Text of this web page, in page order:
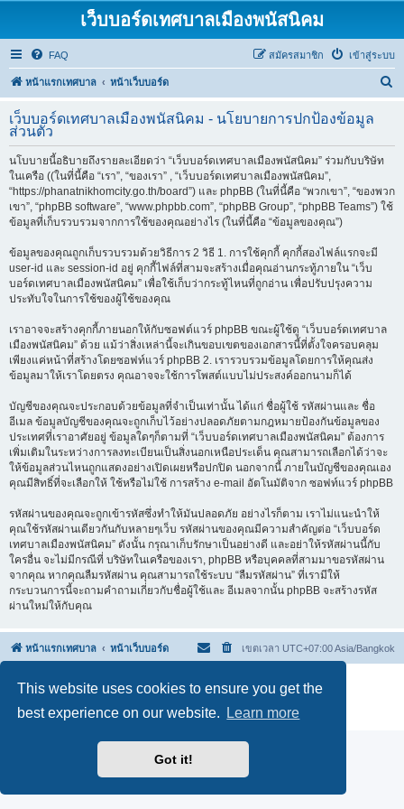
This website uses cookies to ensure you get the
best experience on our website.
Learn more
Got it!
เว็บบอร์ดเทศบาลเมืองพนัสนิคม
FAQ เข้าสู่ระบบ
สมัครสมาชิก
หน้าแรกเทศบาล หน้าเว็บบอร์ด
า
เว็บบอร์ดเทศบาลเมืองพนัสนิคม - นโยบายการปกป้องข้อมูล
ส่วนตัว
นโบบายนี้อธิบายถึงรายละเอียดว่า “เว็บบอร์ดเทศบาลเมืองพนัสนิคม” ร่วมกับบริษัท
ในเครือ ((ในที่นี้คือ “เรา”, “ของเรา” , “เว็บบอร์ดเทศบาลเมืองพนัสนิคม”,
“https://phanatnikhomcity.go.th/board”) และ phpBB (ในที่นี้คือ “พวกเขา”, “ของพวก
เขา”, “phpBB software”, “www.phpbb.com”, “phpBB Group”, “phpBB Teams”) ใช้
ข้อมูลที่เก็บรวบรวมจากการใช้ของคุณอย่างไร (ในที่นี้คือ “ข้อมูลของคุณ”)
ข้อมูลของคุณถูกเก็บรวบรวมด้วยวิธีการ 2 วิธี 1. การใช้คุกกี้ คุกกี้สองไฟล์แรกจะมี
user-id และ session-id อยู่ คุกกี้ไฟล์ที่สามจะสร้างเมื่อคุณอ่านกระทู้ภายใน “เว็บ
บอร์ดเทศบาลเมืองพนัสนิคม” เพื่อใช้เก็บว่ากระทู้ไหนที่ถูกอ่าน เพื่อปรับปรุงความ
ประทับใจในการใช้ของผู้ใช้ของคุณ
เราอาจจะสร้างคุกกี้ภายนอกให้กับซอฟต์แวร์ phpBB ขณะผู้ใช้ดู “เว็บบอร์ดเทศบาล
เมืองพนัสนิคม” ด้วย แม้ว่าสิ่งเหล่านี้จะเกินขอบเขตของเอกสารนี้ที่ตั้งใจครอบคลุม
เพียงแค่หน้าที่สร้างโดยซอฟท์แวร์ phpBB 2. เรารวบรวมข้อมูลโดยการให้คุณส่ง
ข้อมูลมาให้เราโดยตรง คุณอาจจะใช้การโพสต์แบบไม่ประสงค์ออกนามก็ได้
บัญชีของคุณจะประกอบด้วยข้อมูลที่จำเป็นเท่านั้น ได้แก่ ชื่อผู้ใช้ รหัสผ่านและ ชื่อ
อีเมล ข้อมูลบัญชีของคุณจะถูกเก็บไว้อย่างปลอดภัยตามกฎหมายป้องกันข้อมูลของ
ประเทศที่เราอาศัยอยู่ ข้อมูลใดๆก็ตามที่ “เว็บบอร์ดเทศบาลเมืองพนัสนิคม” ต้องการ
เพิ่มเติมในระหว่างการลงทะเบียนเป็นสิ่งนอกเหนือประเด็น คุณสามารถเลือกได้ว่าจะ
ให้ข้อมูลส่วนไหนถูกแสดงอย่างเปิดเผยหรือปกปิด นอกจากนี้ ภายในบัญชีของคุณเอง
คุณมีสิทธิ์ที่จะเลือกให้ ใช้หรือไม่ใช้ การสร้าง e-mail อัตโนมัติจาก ซอฟท์แวร์ phpBB
รหัสผ่านของคุณจะถูกเข้ารหัสซึ่งทำให้มันปลอดภัย อย่างไรก็ตาม เราไม่แนะนำให้
คุณใช้รหัสผ่านเดียวกันกับหลายๆเว็บ รหัสผ่านของคุณมีความสำคัญต่อ “เว็บบอร์ด
เทศบาลเมืองพนัสนิคม” ดังนั้น กรุณาเก็บรักษาเป็นอย่างดี และอย่าให้รหัสผ่านนี้กับ
ใครอื่น จะไม่มีกรณีที่ บริษัทในเครือของเรา, phpBB หรือบุคคลที่สามมาขอรหัสผ่าน
จากคุณ หากคุณลืมรหัสผ่าน คุณสามารถใช้ระบบ “ลืมรหัสผ่าน” ที่เรามีให้
กระบวนการนี้จะถามคำถามเกี่ยวกับชื่อผู้ใช้และ อีเมลจากนั้น phpBB จะสร้างรหัส
ผ่านใหม่ให้กับคุณ
หน้าแรกเทศบาล หน้าเว็บบอร์ด เขตเวลา UTC+07:00 Asia/Bangkok
Thai language by Mindphp.com&phpBBThailand.com
ความเป็นส่วนตัว|ข้อตกลงและเงื่อนไข